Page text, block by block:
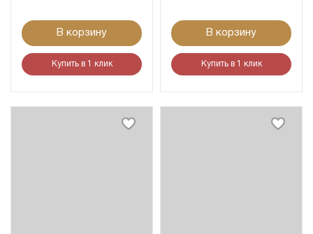
В корзину
Купить в 1 клик
В корзину
Купить в 1 клик